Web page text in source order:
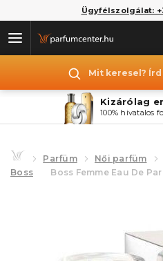
Ügyfélszolgálat:
Mit keresel?
Kizárólag
100% hivatalos
Parfüm Női parfüm
Boss
Boss Femme Eau De